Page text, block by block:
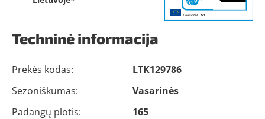
Techninė informacija
Prekės kodas:
LTK129786
Sezoniškumas:
Vasarinės
Padangų plotis:
165